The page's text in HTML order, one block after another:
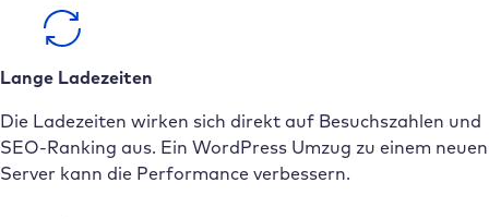
Lange Ladezeiten
Die Ladezeiten wirken sich direkt auf Besuchszahlen und
SEO-Ranking aus. Ein WordPress Umzug zu einem neuen
Server kann die Performance verbessern.